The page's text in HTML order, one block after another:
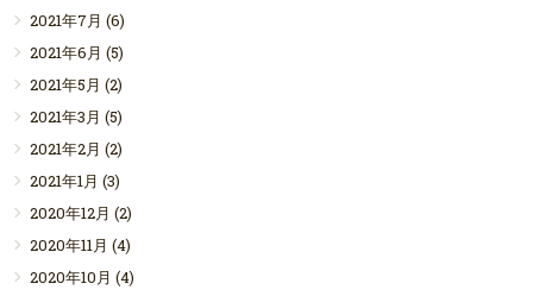
2021年7月 (6)
2021年6月 (5)
2021年5月 (2)
2021年3月 (5)
2021年2月 (2)
2021年1月 (3)
2020年12月 (2)
2020年11月 (4)
2020年10月 (4)